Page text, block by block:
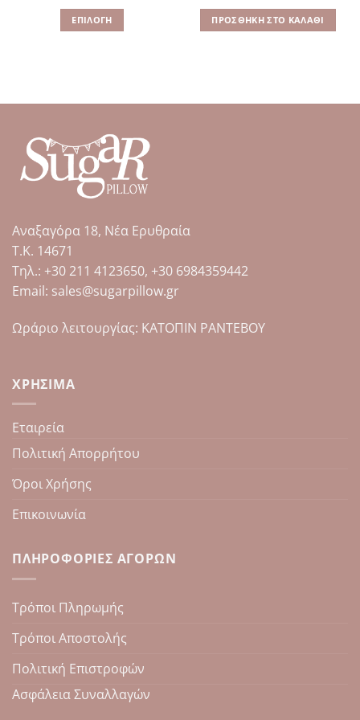
was:
101.90€.
ΕΠΙΛΟΓΉ
πολλαπλές
Οι
επιλογές
μπορούν
να
στη
σελίδα
προϊόντος
ΠΡΟΣΘΉΚΗ ΣΤΟ ΚΑΛΆΘΙ
Αναξαγόρα 18, Νέα Ερυθραία
Τ.Κ. 14671
Tηλ.: +30 211 4123650, +30 6984359442
Email: sales@sugarpillow.gr
Ωράριο λειτουργίας: ΚΑΤΟΠΙΝ ΡΑΝΤΕΒΟΥ
ΧΡΉΣΙΜΑ
Εταιρεία
Πολιτική Απορρήτου
Όροι Χρήσης
Επικοινωνία
ΠΛΗΡΟΦΟΡΊΕΣ ΑΓΟΡΏΝ
Τρόποι Πληρωμής
Τρόποι Αποστολής
Πολιτική Επιστροφών
Ασφάλεια Συναλλαγών